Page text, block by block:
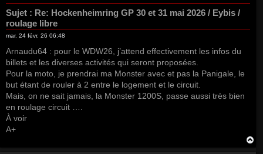
Sujet : Re: Hockenheimring GP 30 et 31 mai 2026 / Eybis /
roulage libre
mar. 24 févr. 26 06:48
Arnaudu64 : pour le WDW26, j’attend effectivement les infos du
billets et les diverses activités qui seront proposées.
Pour la moto, je prendrai ma Monster avec et pas la Panigale, le
but étant de rouler à 2 entre le logement et le circuit.
Mais, on ne sait jamais, la Monster 1200S, passe aussi très bien
en roulage circuit ….
À voir
A+